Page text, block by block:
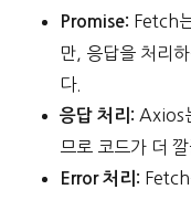
Promise: Fetch
만, 응답을 처리
다.
응답 처리: Axios
므로 코드가 더
Error 처리: